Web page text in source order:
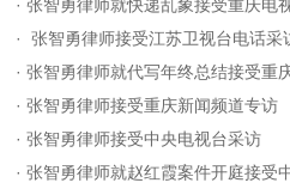
· 张智勇律师就快递乱象接受重庆电
·
张智勇律师接受江苏卫视台电话采
· 张智勇律师就代写年终总结接受重
· 张智勇律师接受重庆新闻频道专访
· 张智勇律师接受中央电视台采访
· 张智勇律师就赵红霞案件开庭接受